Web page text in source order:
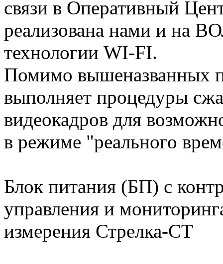
связи в Оперативный
реализована нами и на
технологии WI-FI.
Помимо вышеназванных
выполняет процедуры
видеокадров для
в режиме "реального
Блок питания (БП) с
управления и
измерения Стрелка-СТ